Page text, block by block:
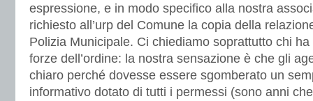
espressione, e in modo specifico alla nostra
richiesto all’urp del Comune la copia della
Polizia Municipale. Ci chiediamo soprattutto chi ha
forze dell’ordine: la nostra sensazione è che gli
chiaro perché dovesse essere sgomberato un
informativo dotato di tutti i permessi (sono anni